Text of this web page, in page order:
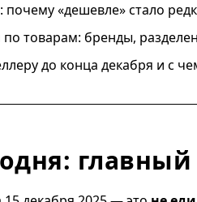
почему «дешевле» стало
товарам: бренды,
до конца декабря и с